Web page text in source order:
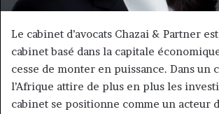
Le cabinet d’avocats Chazai & Partner
cabinet basé dans la capitale
cesse de monter en puissance. Dans un
l’Afrique attire de plus en plus les
cabinet se positionne comme un acteur